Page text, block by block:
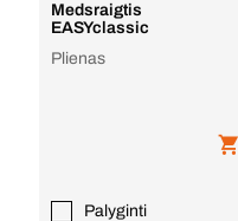
Medsraigtis
EASYclassic
Plienas
Palyginti